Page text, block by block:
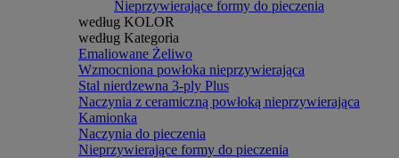
Nieprzywierające formy do pieczenia
według KOLOR
według Kategoria
Emaliowane Żeliwo
Wzmocniona powłoka nieprzywierająca
Stal nierdzewna 3-ply Plus
Naczynia z ceramiczną powłoką nieprzywierająca
Kamionka
Naczynia do pieczenia
Nieprzywierające formy do pieczenia